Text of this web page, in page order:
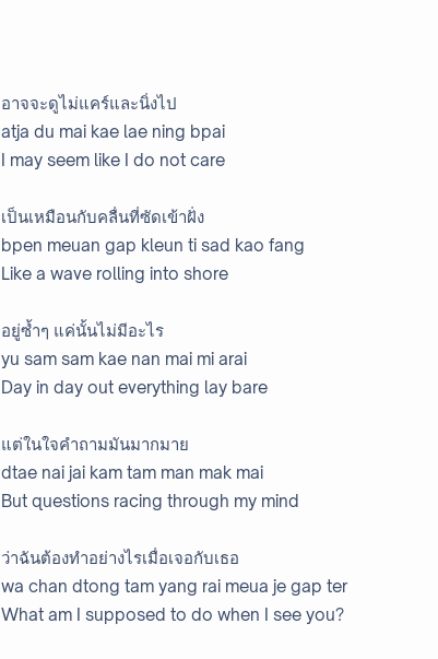
อาจจะดูไม่แคร์และนิ่งไป
atja du mai kae lae ning bpai
I may seem like I do not care
เป็นเหมือนกับคลื่นที่ซัดเข้าฝั่ง
bpen meuan gap kleun ti sad kao fang
Like a wave rolling into shore
อยู่ซ้ำๆ แค่นั้นไม่มีอะไร
yu sam sam kae nan mai mi arai
Day in day out everything lay bare
แต่ในใจคำถามมันมากมาย
dtae nai jai kam tam man mak mai
But questions racing through my mind
ว่าฉันต้องทำอย่างไรเมื่อเจอกับเธอ
wa chan dtong tam yang rai meua je gap ter
What am I supposed to do when I see you?